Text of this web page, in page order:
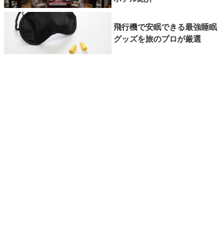
飛行機で安眠できる最強睡眠
グッズを旅のプロが厳選